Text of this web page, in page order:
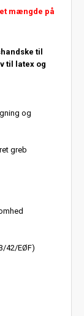
mængde på
til
til latex og
og
greb
42/EØF)